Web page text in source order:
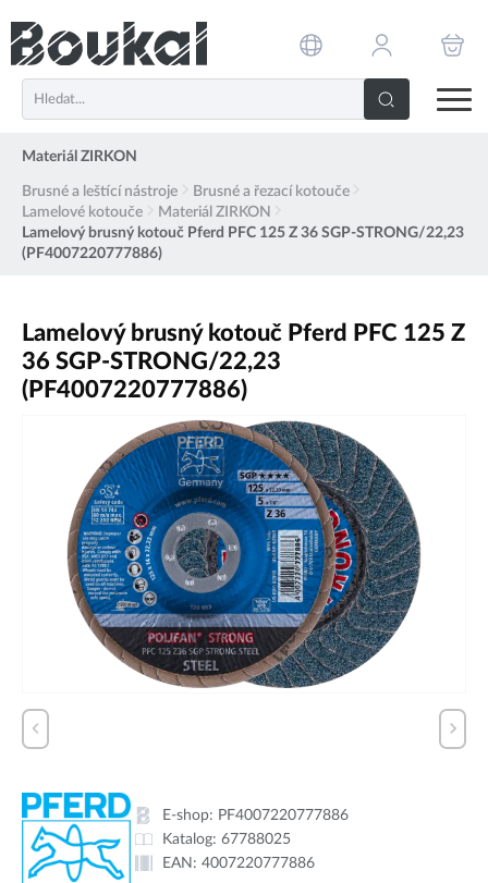
Materiál ZIRKON
Brusné a leštící nástroje
Brusné a řezací kotouče
Lamelové kotouče
Materiál ZIRKON
Lamelový brusný kotouč Pferd PFC 125 Z 36 SGP-STRONG/22,23
(PF4007220777886)
Lamelový brusný kotouč Pferd PFC 125 Z
36 SGP-STRONG/22,23
(PF4007220777886)
E-shop: PF4007220777886
Katalog: 67788025
EAN: 4007220777886